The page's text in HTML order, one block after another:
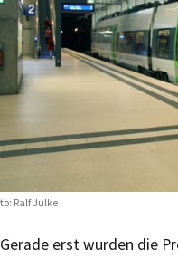
Ralf Julke
Gerade erst wurden die